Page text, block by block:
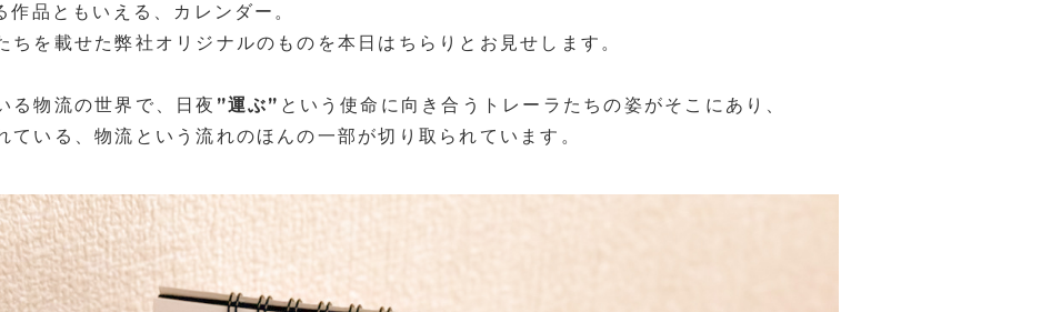
品ともいえる、カレンダー。
ちを載せた弊社オリジナルのものを本日はちらりとお見せします。
る物流の世界で、日夜 ”運ぶ” という使命に向き合うトレーラたちの姿がそこにあり、
ている、物流という流れのほんの一部が切り取られています。